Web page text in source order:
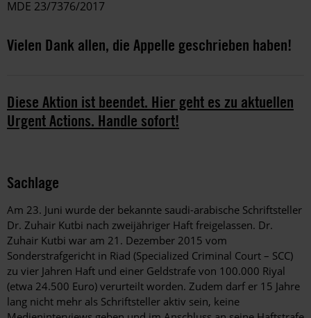
MDE 23/7376/2017
Vielen Dank allen, die Appelle geschrieben haben!
Diese Aktion ist beendet. Hier geht es zu aktuellen
Urgent Actions. Handle sofort!
Sachlage
Am 23. Juni wurde der bekannte saudi-arabische Schriftsteller
Dr. Zuhair Kutbi nach zweijähriger Haft freigelassen. Dr.
Zuhair Kutbi war am 21. Dezember 2015 vom
Sonderstrafgericht in Riad (Specialized Criminal Court – SCC)
zu vier Jahren Haft und einer Geldstrafe von 100.000 Riyal
(etwa 24.500 Euro) verurteilt worden. Zudem darf er 15 Jahre
lang nicht mehr als Schriftsteller aktiv sein, keine